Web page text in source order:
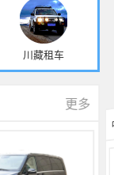
川藏租车
更多